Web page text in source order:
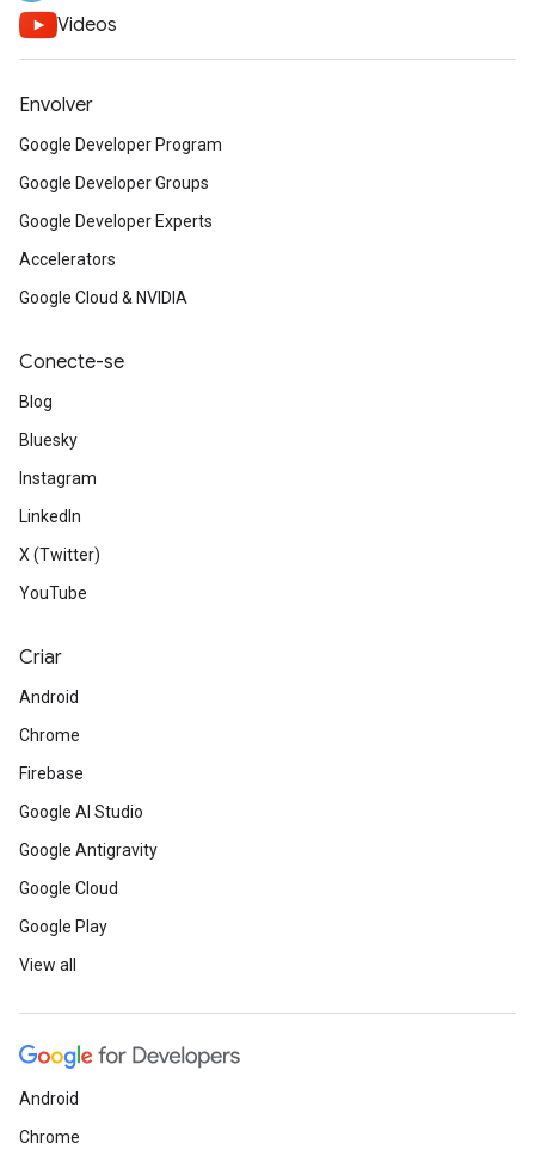
Videos
Envolver
Google Developer Program
Google Developer Groups
Google Developer Experts
Accelerators
Google Cloud & NVIDIA
Conecte-se
Blog
Bluesky
Instagram
LinkedIn
X (Twitter)
YouTube
Criar
Android
Chrome
Firebase
Google AI Studio
Google Antigravity
Google Cloud
Google Play
View all
Android
Chrome